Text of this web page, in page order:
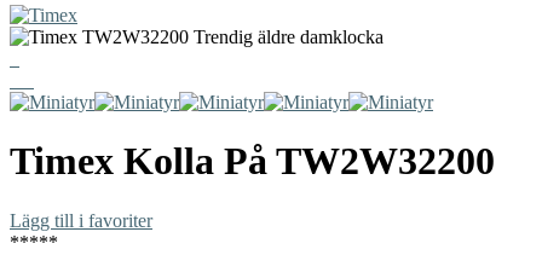
Timex Kolla PåTW2W32200
Lägg till i favoriter
*****